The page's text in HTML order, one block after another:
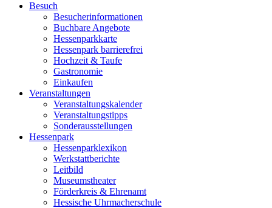
Besuch
Besucherinformationen
Buchbare Angebote
Hessenparkkarte
Hessenpark barrierefrei
Hochzeit & Taufe
Gastronomie
Einkaufen
Veranstaltungen
Veranstaltungskalender
Veranstaltungstipps
Sonderausstellungen
Hessenpark
Hessenparklexikon
Werkstattberichte
Leitbild
Museumstheater
Förderkreis & Ehrenamt
Hessische Uhrmacherschule